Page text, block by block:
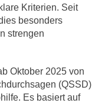
Kriterien. Seit
besonders
strengen
Oktober 2025 von
(QSSD)
Es basiert auf